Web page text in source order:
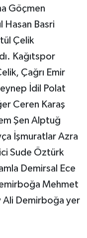
Göçmen
Hasan Basri
Çelik
Kağıtspor
Çağrı Emir
İdil Polat
Ceren Karaş
Şen Alptuğ
İşmuratlar Azra
Sude Öztürk
Demirsal Ece
Mehmet
Ali Demirboğa yer